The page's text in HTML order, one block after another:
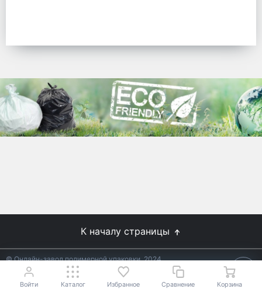
упаковке, и сегодня мы перешли в
Используйте готовые решения от
лидеров отрасли.
WhitePack
8 (495) 204-18-49
К началу страницы
© Онлайн-завод полимерной упаковки, 2024
Не является публичной офертой.Условия уточняйте у
менеджеров.
Войти Каталог Избранное Сравнение Корзина